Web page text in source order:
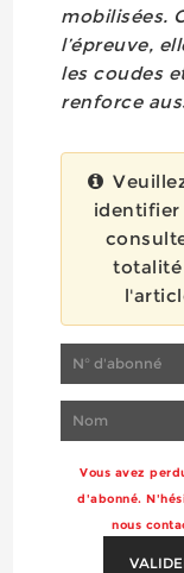
mobilisées.
l’épreuve,
les coudes
renforce
identifier
totalité
Vous avez
d'abonné.
nous